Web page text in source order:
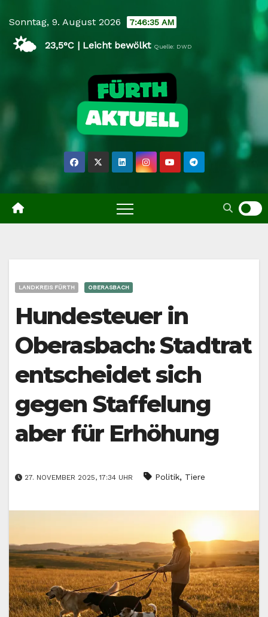
content
Sonntag, 9. August 2026 7:46:36 AM
🌤️ 23,5°C | Leicht bewölkt Quelle: DWD
LANDKREIS FÜRTH OBERASBACH
Hundesteuer in
Oberasbach: Stadtrat
entscheidet sich
gegen Staffelung
aber für Erhöhung
27. NOVEMBER 2025, 17:34 UHR Politik, Tiere